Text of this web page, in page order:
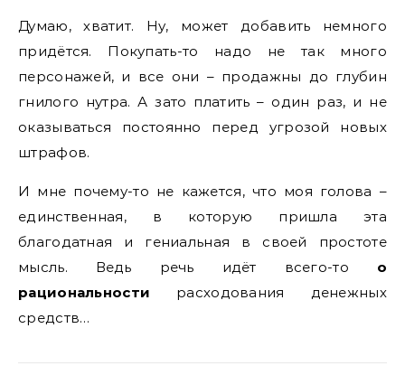
Думаю, хватит. Ну, может добавить немного
придётся. Покупать-то надо не так много
персонажей, и все они – продажны до глубин
гнилого нутра. А зато платить – один раз, и не
оказываться постоянно перед угрозой новых
штрафов.
И мне почему-то не кажется, что моя голова –
единственная, в которую пришла эта
благодатная и гениальная в своей простоте
мысль. Ведь речь идёт всего-то о
рациональности расходования денежных
средств…